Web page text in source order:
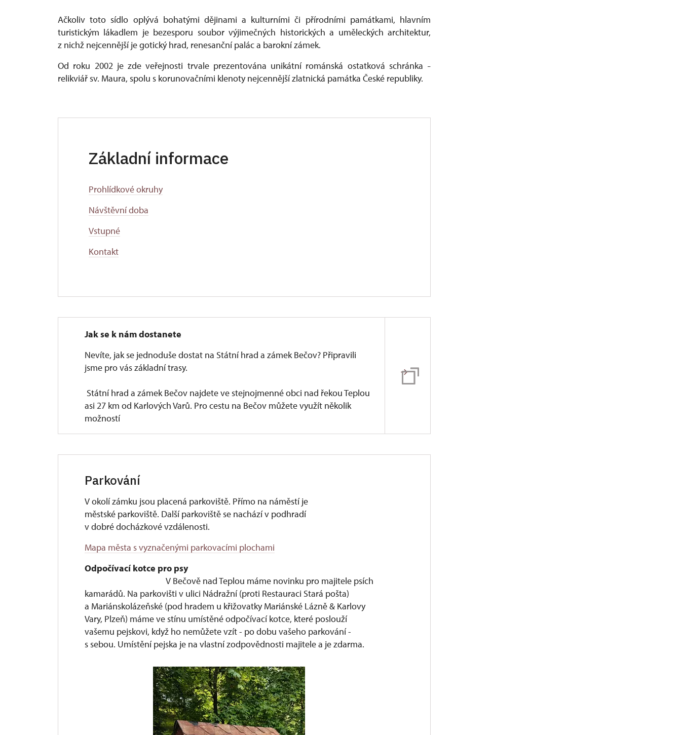
Ačkoliv toto sídlo oplývá bohatými dějinami a kulturními či přírodními památkami, hlavním
turistickým lákadlem je bezesporu soubor výjimečných historických a uměleckých architektur,
z nichž nejcennější je gotický hrad, renesanční palác a barokní zámek.
Od roku 2002 je zde veřejnosti trvale prezentována unikátní románská ostatková schránka
–
relikviář sv. Maura, spolu s korunovačními klenoty nejcennější zlatnická památka České republiky.
Základní informace
Prohlídkové okruhy
Návštěvní doba
Vstupné
Kontakt
Jak se k nám dostanete
Nevíte, jak se jednoduše dostat na Státní hrad a zámek Bečov? Připravili
jsme pro vás základní trasy.
Státní hrad a zámek Bečov najdete ve stejnojmenné obci nad řekou Teplou
asi 27 km od Karlových Varů. Pro cestu na Bečov můžete využít několik
možností
Parkování
V okolí zámku jsou placená parkoviště. Přímo na náměstí je
městské parkoviště. Další parkoviště se nachází v podhradí
v dobré docházkové vzdálenosti.
Mapa města s vyznačenými parkovacími plochami
Odpočívací kotce pro psy
V Bečově nad Teplou máme novinku pro majitele psích
kamarádů. Na parkovišti v ulici Nádražní (proti Restauraci Stará pošta)
a Mariánskolázeňské (pod hradem u křižovatky Mariánské Lázně & Karlovy
Vary, Plzeň) máme ve stínu umístěné odpočívací kotce, které poslouží
vašemu pejskovi, když ho nemůžete vzít - po dobu vašeho parkování -
s sebou. Umístění pejska je na vlastní zodpovědnosti majitele a je zdarma.